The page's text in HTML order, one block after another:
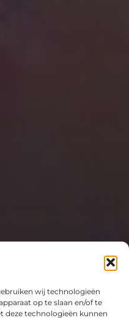
wij technologieën
op te slaan en/of te
deze technologieën kunnen